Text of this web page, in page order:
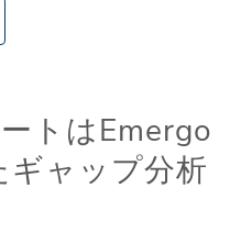
トはEmergo
ギャップ分析